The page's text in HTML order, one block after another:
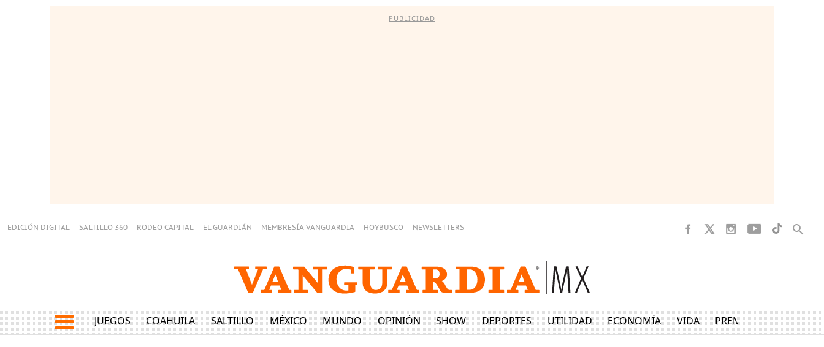
PUBLICIDAD
EDICIÓN DIGITAL SALTILLO 360 RODEO CAPITAL EL GUARDIÁN MEMBRESÍA VANGUARDIA HOYBUSCO NEWSLETTERS
JUEGOS COAHUILA SALTILLO MÉXICO MUNDO OPINIÓN SHOW DEPORTES UTILIDAD ECONOMÍA VIDA PREMIUM